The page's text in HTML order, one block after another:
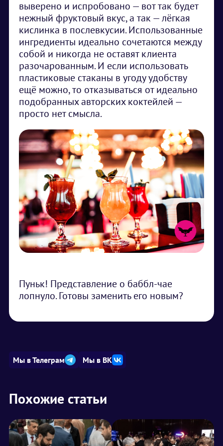
выверено и испробовано — вот так будет
нежный фруктовый вкус, а так — лёгкая
кислинка в послевкусии. Использованные
ингредиенты идеально сочетаются между
собой и никогда не оставят клиента
разочарованным. И если использовать
пластиковые стаканы в угоду удобству
ещё можно, то отказываться от идеально
подобранных авторских коктейлей —
просто нет смысла.
Пуньк! Представление о баббл-чае
лопнуло. Готовы заменить его новым?
Мы в Телеграм Мы в ВК
Похожие статьи